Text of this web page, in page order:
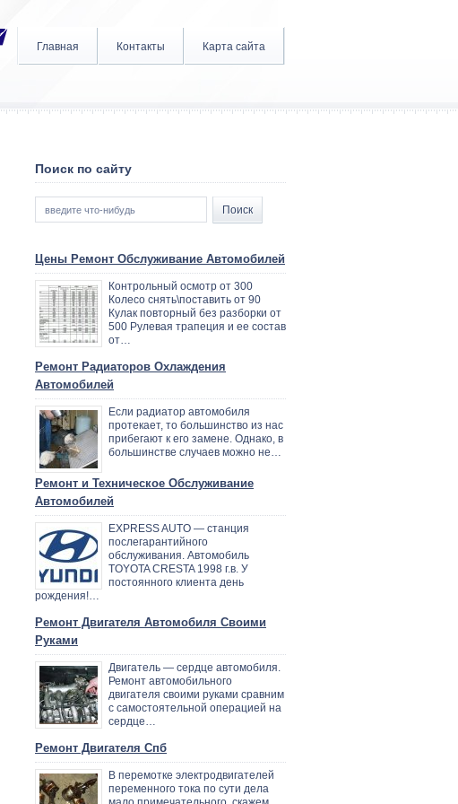
Главная Контакты Карта сайта
Поиск по сайту
Цены Ремонт Обслуживание Автомобилей
Контрольный осмотр от 300
Колесо снять\поставить от 90
Кулак повторный без разборки от
500 Рулевая трапеция и ее состав
от…
Ремонт Радиаторов Охлаждения
Автомобилей
Если радиатор автомобиля
протекает, то большинство из нас
прибегают к его замене. Однако, в
большинстве случаев можно не…
Ремонт и Техническое Обслуживание
Автомобилей
EXPRESS AUTO — станция
послегарантийного
обслуживания. Автомобиль
TOYOTA CRESTA 1998 г.в. У
постоянного клиента день
рождения!…
Ремонт Двигателя Автомобиля Своими
Руками
Двигатель — сердце автомобиля.
Ремонт автомобильного
двигателя своими руками сравним
с самостоятельной операцией на
сердце…
Ремонт Двигателя Спб
В перемотке электродвигателей
переменного тока по сути дела